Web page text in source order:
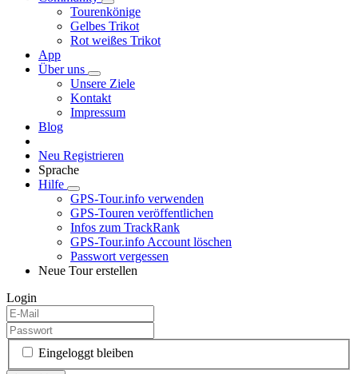
Tourenkönige
Gelbes Trikot
Rot weißes Trikot
App
Über uns
Unsere Ziele
Kontakt
Impressum
Blog
Neu Registrieren
Sprache
Hilfe
GPS-Tour.info verwenden
GPS-Touren veröffentlichen
Infos zum TrackRank
GPS-Tour.info Account löschen
Passwort vergessen
Neue Tour erstellen
Login
Eingeloggt bleiben